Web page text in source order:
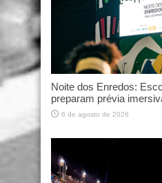
Noite dos Enredos:
preparam prévia
6 de agosto de 2026